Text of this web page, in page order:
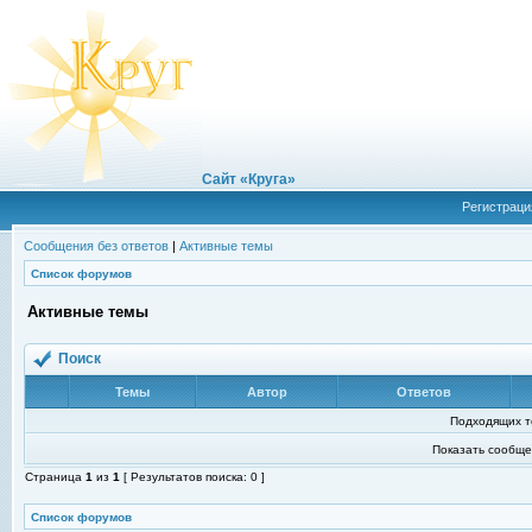
Сайт «Круга»
Сообщения без ответов | Активные темы
Список форумов
Активные темы
Поиск
Темы Автор Ответов
Подходящих
Показать
Страница 1 из 1 [ Результатов поиска: 0 ]
Список форумов